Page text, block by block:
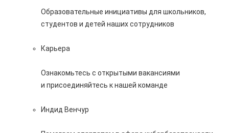
Образовательные инициативы для школьников,
студентов и детей наших сотрудников
Карьера
Ознакомьтесь с открытыми вакансиями
и присоединяйтесь к нашей команде
Индид Венчур